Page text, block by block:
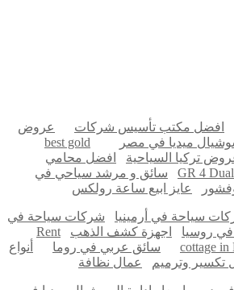
افضل مكتب تأسيس شركات
عروض
ميديا في مصر
best gold
تركيا السياحية
افضل محامي
GR 4 Dual
سائق و مرشد سياحي في
عايز ابيع ساعة رولكس
سياحة في أرمينيا
شركات سياحة في
روسيا اجهزة كشف الذهب
Rent
cottage in
سائق عربي في روما
أنواع
تكسير وترميم عمال نظافة